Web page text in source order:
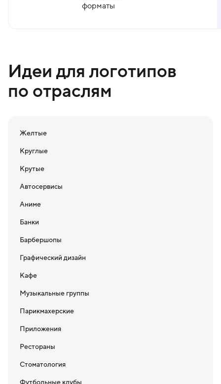
форматы
Идеи для логотипов
по отраслям
Желтые
Круглые
Крутые
Автосервисы
Аниме
Банки
Барбершопы
Графический дизайн
Кафе
Музыкальные группы
Парикмахерские
Приложения
Рестораны
Стоматология
Футбольные клубы